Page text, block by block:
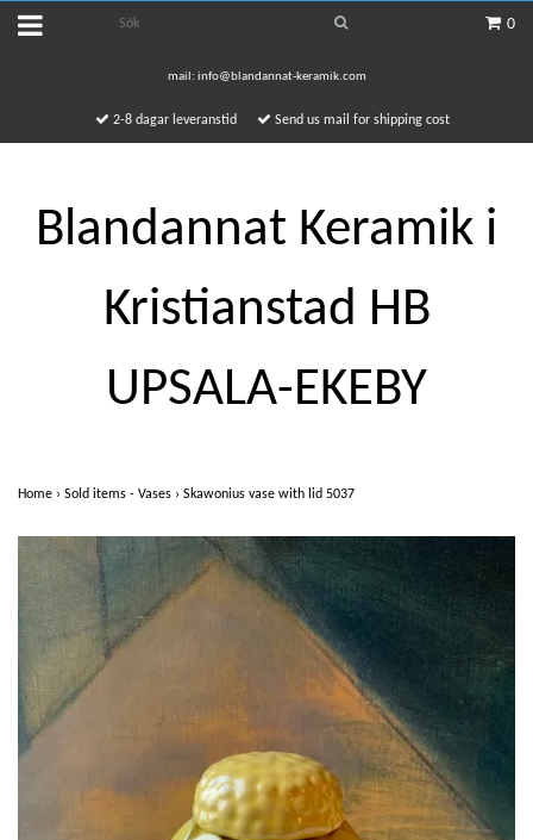
0
mail: info@blandannat-keramik.com
2-8 dagar leveranstid Send us mail for shipping cost
Blandannat Keramik i
Kristianstad HB
UPSALA-EKEBY
Home › Sold items - Vases › Skawonius vase with lid 5037